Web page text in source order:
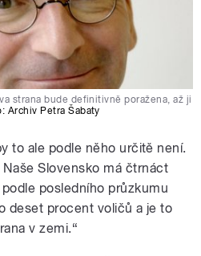
strana bude definitivně poražena, až ji
Archiv Petra Šabaty
to ale podle něho určitě není.
Slovensko má čtrnáct
posledního průzkumu
deset procent voličů a je to
v zemi.“